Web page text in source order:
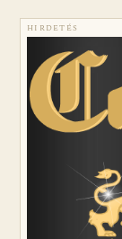
HIRDETÉS